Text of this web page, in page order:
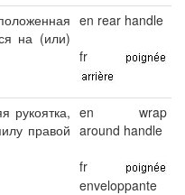
на (или)
en rear handle
fr
рукоятка,
правой
en wrap
around handle
fr
enveloppante